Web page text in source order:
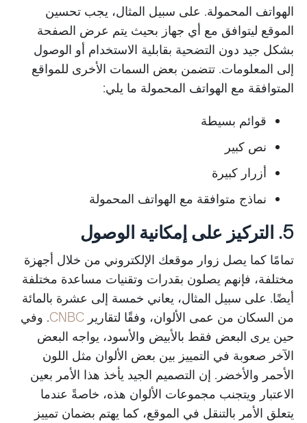
الهواتف المحمولة. على سبيل المثال، يجب تحسين
الموقع ليتوافق مع أي جهاز بحيث يتم عرض الصفحة
بشكل جيد دون التضحية بقابلية الاستخدام أو الوصول
إلى المعلومات. تتضمن بعض السمات الأخرى للمواقع
المتوافقة مع الهواتف المحمولة ما يلي:
قوائم بسيطة
نص كبير
أزرار كبيرة
نماذج متوافقة مع الهواتف المحمولة
5. التركيز على إمكانية الوصول
تمامًا كما يصل زوار موقعك الإلكتروني من خلال أجهزة
مختلفة، فإنهم يصلون بقدرات وتقنيات مساعدة مختلفة
أيضًا. على سبيل المثال، يعاني خمسة إلى عشرة بالمائة
من السكان من عمى الألوان، وفقًا لتقاريرCNBC. وفي
حين يرى البعض فقط بالأبيض والأسود، يواجه البعض
الآخر صعوبة في التمييز بين بعض الألوان مثل اللون
الأحمر والأخضر. إن التصميم الجيد يأخذ هذا الأمر بعين
الاعتبار ويتجنب مجموعات الألوان هذه، خاصةً عندما
يتعلق الأمر بالتنقل في الموقع، كما يهتم بضمان تمييز